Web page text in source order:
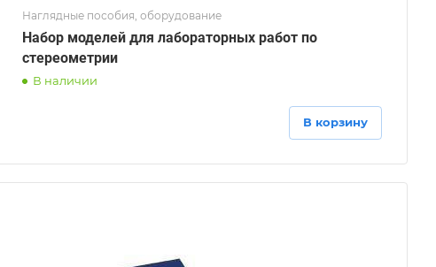
Наглядные пособия, оборудование
Набор моделей для лабораторных работ по
стереометрии
В наличии
В корзину